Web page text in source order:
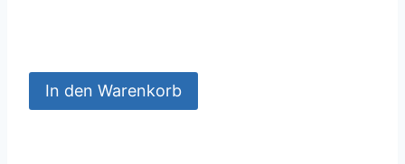
In den Warenkorb